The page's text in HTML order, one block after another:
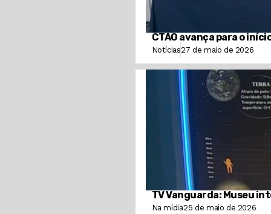
CTAO avança para o
Notícias27 de maio de 2026
TV Vanguarda: Museu
Na mídia25 de maio de 2026